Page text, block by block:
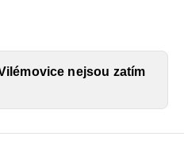
nejsou zatím